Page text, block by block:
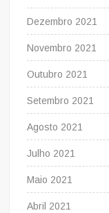
Dezembro 2021
Novembro 2021
Outubro 2021
Setembro 2021
Agosto 2021
Julho 2021
Maio 2021
Abril 2021